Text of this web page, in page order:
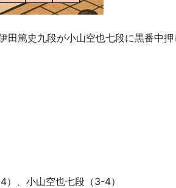
篤史九段が小山空也七段に黒番中
、小山空也七段（3-4）